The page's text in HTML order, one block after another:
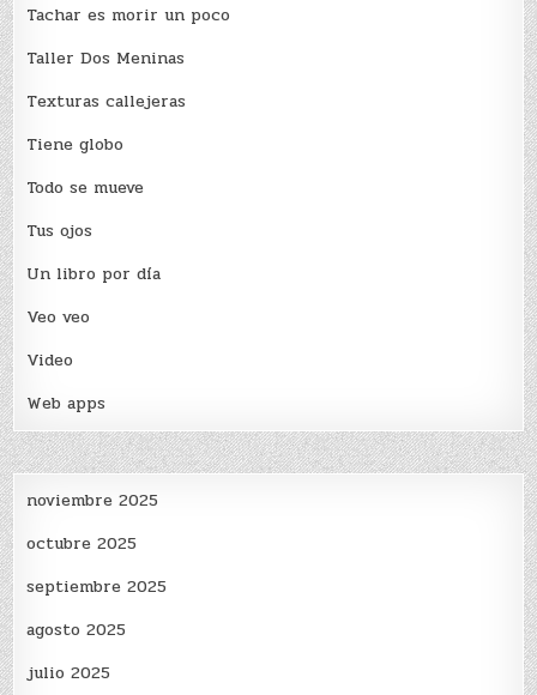
Tachar es morir un poco
Taller Dos Meninas
Texturas callejeras
Tiene globo
Todo se mueve
Tus ojos
Un libro por día
Veo veo
Video
Web apps
noviembre 2025
octubre 2025
septiembre 2025
agosto 2025
julio 2025